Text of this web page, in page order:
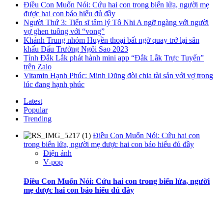
Điều Con Muốn Nói: Cứu hai con trong biển lửa, người mẹ
được hai con báo hiếu đủ đầy
Người Thứ 3: Tiến sĩ tâm lý Tô Nhi A ngỡ ngàng với người
vợ ghen tuông với “vong”
Khánh Trung nhóm Huyền thoại bất ngờ quay trở lại sân
khấu Đấu Trường Ngôi Sao 2023
Tỉnh Đắk Lắk phát hành mini app “Đắk Lắk Trực Tuyến”
trên Zalo
Vitamin Hạnh Phúc: Minh Dũng đòi chia tài sản với vợ trong
lúc đang hạnh phúc
Latest
Popular
Trending
Điều Con Muốn Nói: Cứu hai con
trong biển lửa, người mẹ được hai con báo hiếu đủ đầy
Điện ảnh
V-pop
Điều Con Muốn Nói: Cứu hai con trong biển lửa, người
mẹ được hai con báo hiếu đủ đầy